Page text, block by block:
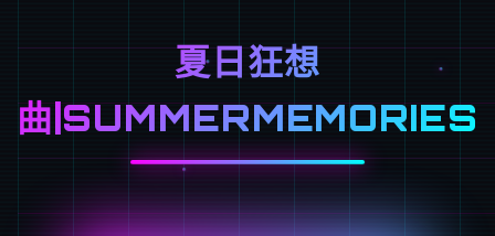
夏日狂想
曲|SUMMERMEMORIES